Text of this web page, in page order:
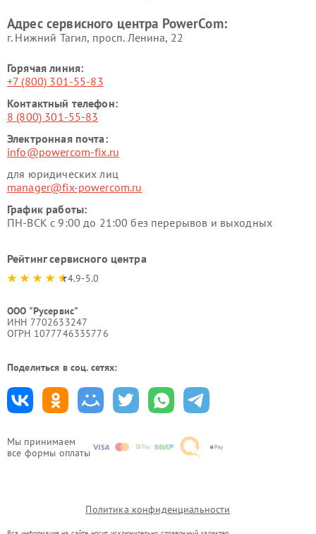
Мы принимаем
все формы оплаты
Адрес сервисного центра PowerCom:
г. Нижний Тагил, просп. Ленина, 22
Горячая линия:
+7 (800) 301-55-83
Контактный телефон:
8 (800) 301-55-83
Электронная почта:
info@powercom-fix.ru
для юридических лиц
manager@fix-powercom.ru
График работы:
ПН-ВСК с 9:00 до 21:00 без перерывов и выходных
Рейтинг сервисного центра
4.9-5.0
ООО "Русервис"
ИНН 7702633247
ОГРН 1077746335776
Поделиться в соц. сетях:
Политика конфиденциальности